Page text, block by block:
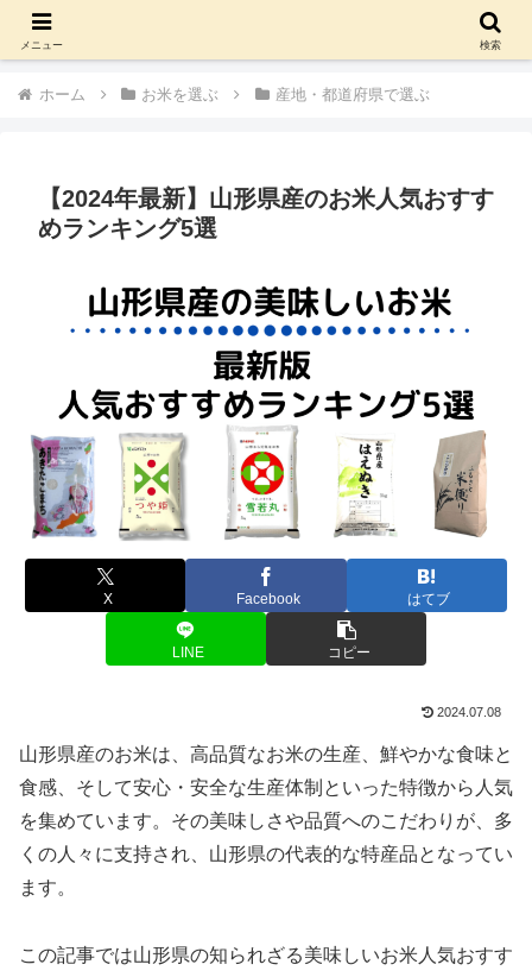
お米を選ぶ お問い合わせ
ホーム お米を選ぶ 産地・都道府県で選ぶ
【2024年最新】山形県産のお米人気おすす
めランキング5選
X Facebook はてブ
LINE コピー
2024.07.08
山形県産のお米は、高品質なお米の生産、鮮やかな食味と
食感、そして安心・安全な生産体制といった特徴から人気
を集めています。その美味しさや品質へのこだわりが、多
くの人々に支持され、山形県の代表的な特産品となってい
ます。
この記事では山形県の知られざる美味しいお米人気おすす
メニュー 検索